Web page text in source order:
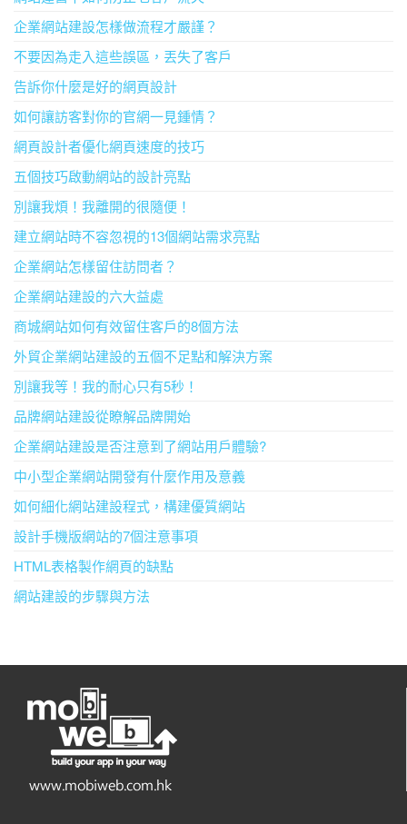
企業網站建設怎樣做流程才嚴謹？
不要因為走入這些誤區，丟失了客戶
告訴你什麼是好的網頁設計
如何讓訪客對你的官網一見鍾情？
網頁設計者優化網頁速度的技巧
五個技巧啟動網站的設計亮點
別讓我煩！我離開的很隨便！
建立網站時不容忽視的13個網站需求亮點
企業網站怎樣留住訪問者？
企業網站建設的六大益處
商城網站如何有效留住客戶的8個方法
外貿企業網站建設的五個不足點和解決方案
別讓我等！我的耐心只有5秒！
品牌網站建設從瞭解品牌開始
企業網站建設是否注意到了網站用戶體驗?
中小型企業網站開發有什麼作用及意義
如何細化網站建設程式，構建優質網站
設計手機版網站的7個注意事項
HTML表格製作網頁的缺點
網站建設的步驟與方法